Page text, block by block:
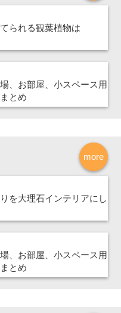
られる観葉植物は
、お部屋、小スペース用
とめ
more
を大理石インテリアにし
、お部屋、小スペース用
とめ